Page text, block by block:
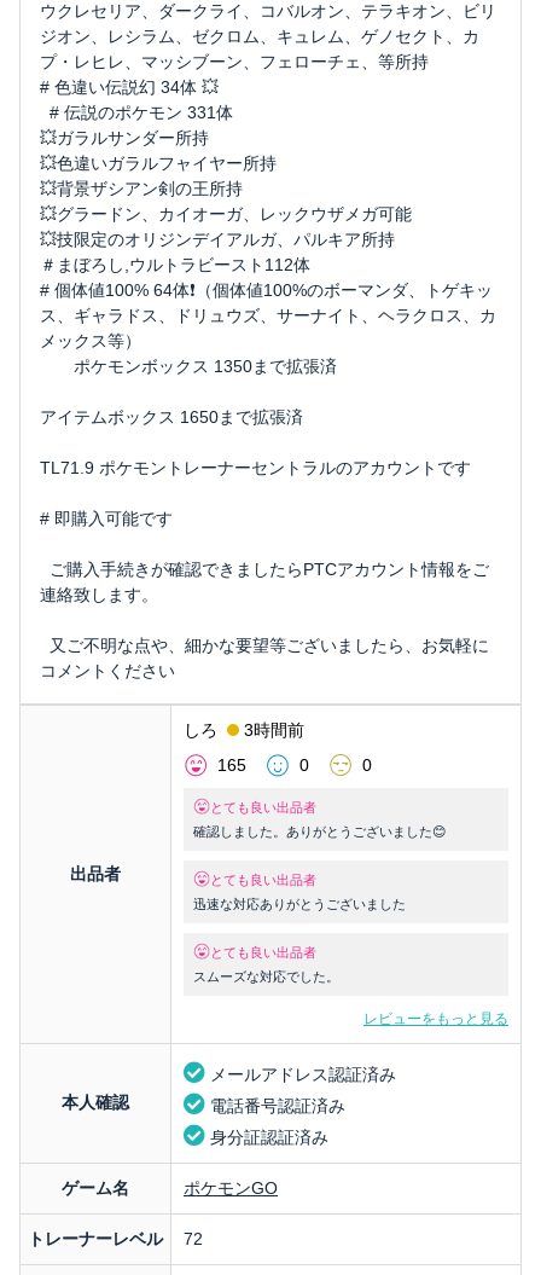
ウクレセリア、ダークライ、コバルオン、テラキオン、ビリ
ジオン、レシラム、ゼクロム、キュレム、ゲノセクト、カ
プ・レヒレ、マッシブーン、フェローチェ、等所持
# 色違い伝説幻 34体 💥
# 伝説のポケモン 331体
💥ガラルサンダー所持
💥色違いガラルフャイヤー所持
💥背景ザシアン剣の王所持
💥グラードン、カイオーガ、レックウザメガ可能
💥技限定のオリジンデイアルガ、パルキア所持
＃まぼろし,ウルトラビースト112体
# 個体値100% 64体❗️（個体値100%のボーマンダ、トゲキッ
ス、ギャラドス、ドリュウズ、サーナイト、ヘラクロス、カ
メックス等）
ポケモンボックス 1350まで拡張済
アイテムボックス 1650まで拡張済
TL71.9 ポケモントレーナーセントラルのアカウントです
# 即購入可能です
ご購入手続きが確認できましたらPTCアカウント情報をご
連絡致します。
又ご不明な点や、細かな要望等ございましたら、お気軽に
コメントください
出品者
しろ
3時間前
165
0 0
とても良い出品者
確認しました。ありがとうございました😊
とても良い出品者
迅速な対応ありがとうございました
とても良い出品者
スムーズな対応でした。
レビューをもっと見る
本人確認
メールアドレス認証済み
電話番号認証済み
身分証認証済み
ゲーム名 ポケモンGO
トレーナーレベル 72